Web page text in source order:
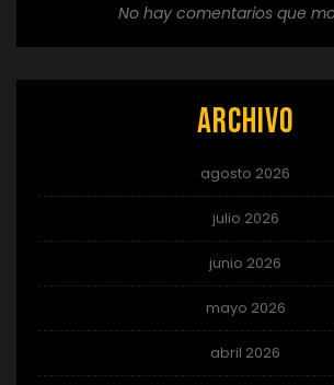
No hay comentarios que
Archivo
agosto 2026
julio 2026
junio 2026
mayo 2026
abril 2026